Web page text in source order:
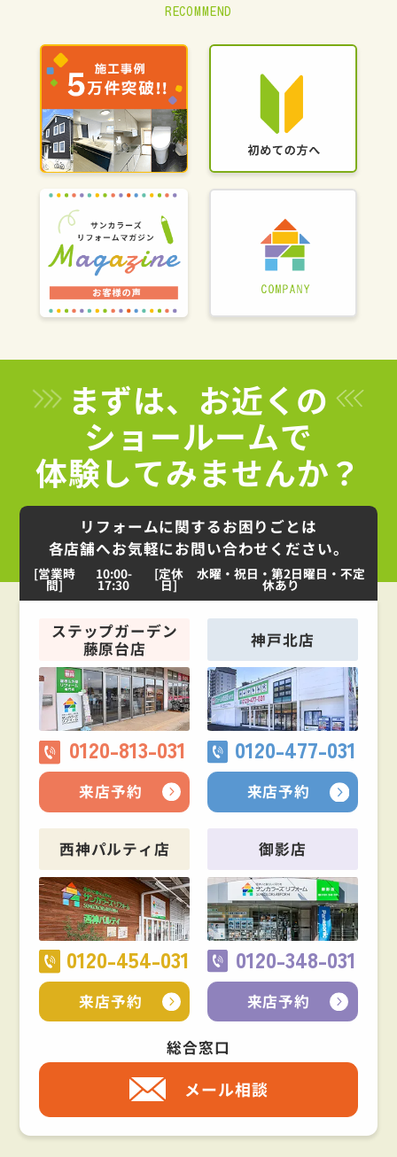
RECOMMEND
まずは、お近くの
ショールームで
体験してみませんか？
リフォームに関するお困りごとは
各店舗へお気軽にお問い合わせください。
[営業時
間]
10:00-
17:30
[定休
日]
水曜・祝日・第2日曜日・不定
休あり
ステップガーデン
藤原台店
0120-813-031
来店予約
神戸北店
0120-477-031
来店予約
西神パルティ店
0120-454-031
来店予約
御影店
0120-348-031
来店予約
総合窓口
メール相談